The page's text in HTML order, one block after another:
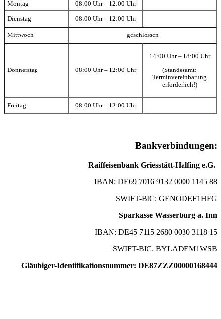
Montag 08:00 Uhr – 12:00 Uhr
Dienstag 08:00 Uhr – 12:00 Uhr
Mittwoch geschlossen
Donnerstag 08:00 Uhr – 12:00 Uhr
14:00 Uhr – 18:00 Uhr
(Standesamt:
Terminvereinbarung
erforderlich!)
Freitag 08:00 Uhr – 12:00 Uhr
Bankverbindungen:
Raiffeisenbank Griesstätt-Halfing e.G.
IBAN: DE69 7016 9132 0000 1145 88
SWIFT-BIC: GENODEF1HFG
Sparkasse Wasserburg a. Inn
IBAN: DE45 7115 2680 0030 3118 15
SWIFT-BIC: BYLADEM1WSB
Gläubiger-Identifikationsnummer: DE87ZZZ00000168444